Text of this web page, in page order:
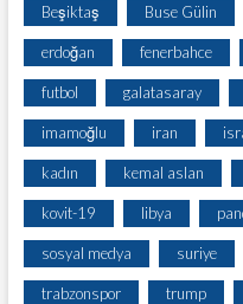
Beşiktaş Buse Gülin
erdoğan fenerbahce
futbol galatasaray
imamoğlu iran
kadın kemal aslan
kovit-19 libya
sosyal medya suriye
trabzonspor trump